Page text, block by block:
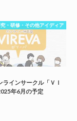
・研修・その他アイディア
ラインサークル「ＶＩ
年6月の予定